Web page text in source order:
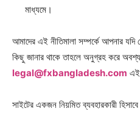
মাধ্যমে।
আমাদের এই নীতিমালা সম্পর্কে আপনার
কিছু জানার থাকে তাহলে অনুগ্রহ করে
legal@fxbangladesh.com এই
সাইটের একজন নিয়মিত ব্যবহারকারী